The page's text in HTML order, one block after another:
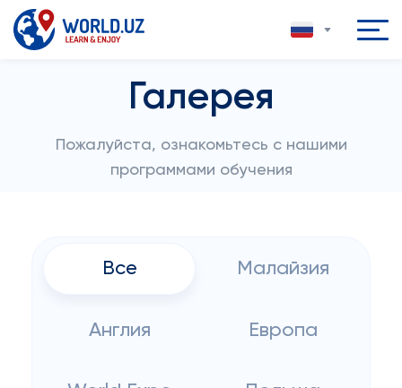
Галерея
Пожалуйста, ознакомьтесь с нашими
программами обучения
Все Малайзия
Англия Европа